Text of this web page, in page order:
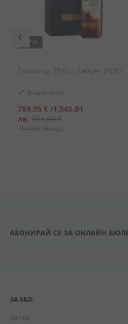
0.7 л.
Талискър 25YO / Talisker 25YO
В наличност
Специална
цена
789,95 € /1.545,01
лв. 868,68 €
/1.698,99 лв.
АБОНИРАЙ СЕ ЗА ОНЛАЙН
ЗА S&D
За нас